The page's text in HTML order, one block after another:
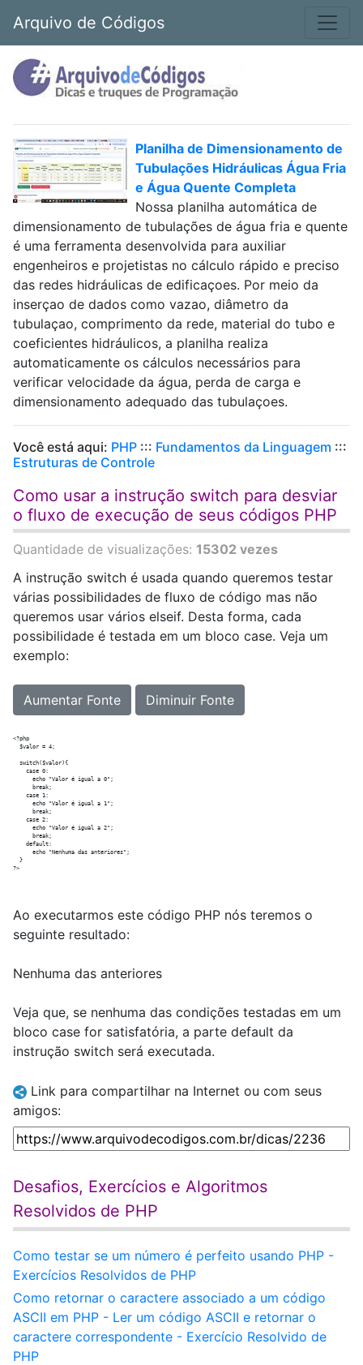
Arquivo de Códigos
Planilha de Dimensionamento de
Tubulações Hidráulicas Água Fria
e Água Quente Completa
Nossa planilha automática de
dimensionamento de tubulações de água fria e quente
é uma ferramenta desenvolvida para auxiliar
engenheiros e projetistas no cálculo rápido e preciso
das redes hidráulicas de edificaçoes. Por meio da
inserçao de dados como vazao, diâmetro da
tubulaçao, comprimento da rede, material do tubo e
coeficientes hidráulicos, a planilha realiza
automaticamente os cálculos necessários para
verificar velocidade da água, perda de carga e
dimensionamento adequado das tubulaçoes.
Você está aqui: PHP ::: Fundamentos da Linguagem :::
Estruturas de Controle
Como usar a instrução switch para desviar
o fluxo de execução de seus códigos PHP
Quantidade de visualizações: 15302 vezes
A instrução switch é usada quando queremos testar
várias possibilidades de fluxo de código mas não
queremos usar vários elseif. Desta forma, cada
possibilidade é testada em um bloco case. Veja um
exemplo:
Aumentar Fonte Diminuir Fonte
<?php
  $valor = 4;
  switch($valor){
    case 0:
      echo "Valor é igual a 0";
      break;
    case 1:
      echo "Valor é igual a 1";
      break;
    case 2:
      echo "Valor é igual a 2";
      break;
    default:
      echo "Nenhuma das anteriores";
  }
Ao executarmos este código PHP nós teremos o
seguinte resultado:
Nenhuma das anteriores
Veja que, se nenhuma das condições testadas em um
bloco case for satisfatória, a parte default da
instrução switch será executada.
Link para compartilhar na Internet ou com seus
amigos:
Desafios, Exercícios e Algoritmos
Resolvidos de PHP
Como testar se um número é perfeito usando PHP -
Exercícios Resolvidos de PHP
Como retornar o caractere associado a um código
ASCII em PHP - Ler um código ASCII e retornar o
caractere correspondente - Exercício Resolvido de
PHP